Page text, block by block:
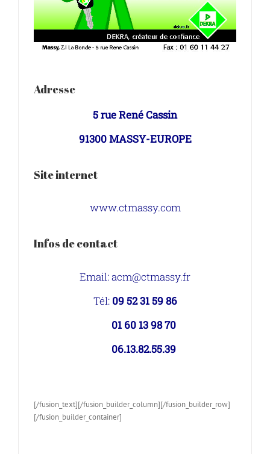
Adresse
5 rue René Cassin
91300 MASSY-EUROPE
Site internet
www.ctmassy.com
Infos de contact
Email:acm@ctmassy.fr
Tél: 09 52 31 59 86
01 60 13 98 70
06.13.82.55.39
[/fusion_text][/fusion_builder_column][/fusion_builder_row]
[/fusion_builder_container]